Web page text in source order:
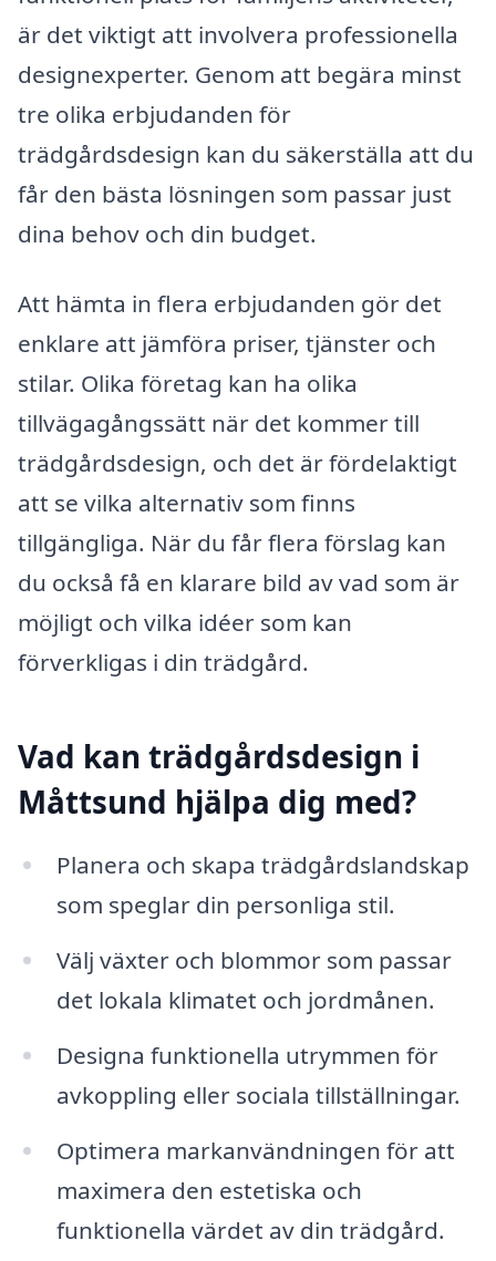
är det viktigt att involvera professionella
designexperter. Genom att begära minst
tre olika erbjudanden för
trädgårdsdesign kan du säkerställa att du
får den bästa lösningen som passar just
dina behov och din budget.
Att hämta in flera erbjudanden gör det
enklare att jämföra priser, tjänster och
stilar. Olika företag kan ha olika
tillvägagångssätt när det kommer till
trädgårdsdesign, och det är fördelaktigt
att se vilka alternativ som finns
tillgängliga. När du får flera förslag kan
du också få en klarare bild av vad som är
möjligt och vilka idéer som kan
förverkligas i din trädgård.
Vad kan trädgårdsdesign i
Måttsund hjälpa dig med?
Planera och skapa trädgårdslandskap
som speglar din personliga stil.
Välj växter och blommor som passar
det lokala klimatet och jordmånen.
Designa funktionella utrymmen för
avkoppling eller sociala tillställningar.
Optimera markanvändningen för att
maximera den estetiska och
funktionella värdet av din trädgård.